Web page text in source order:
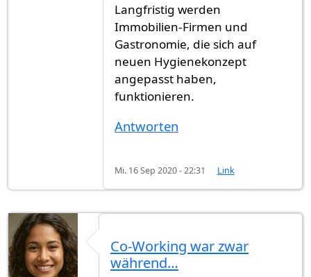
Langfristig werden
Immobilien-Firmen und
Gastronomie, die sich auf
neuen Hygienekonzept
angepasst haben,
funktionieren.
Antworten
Mi. 16 Sep 2020 - 22:31 Link
Co-Working war zwar
während…